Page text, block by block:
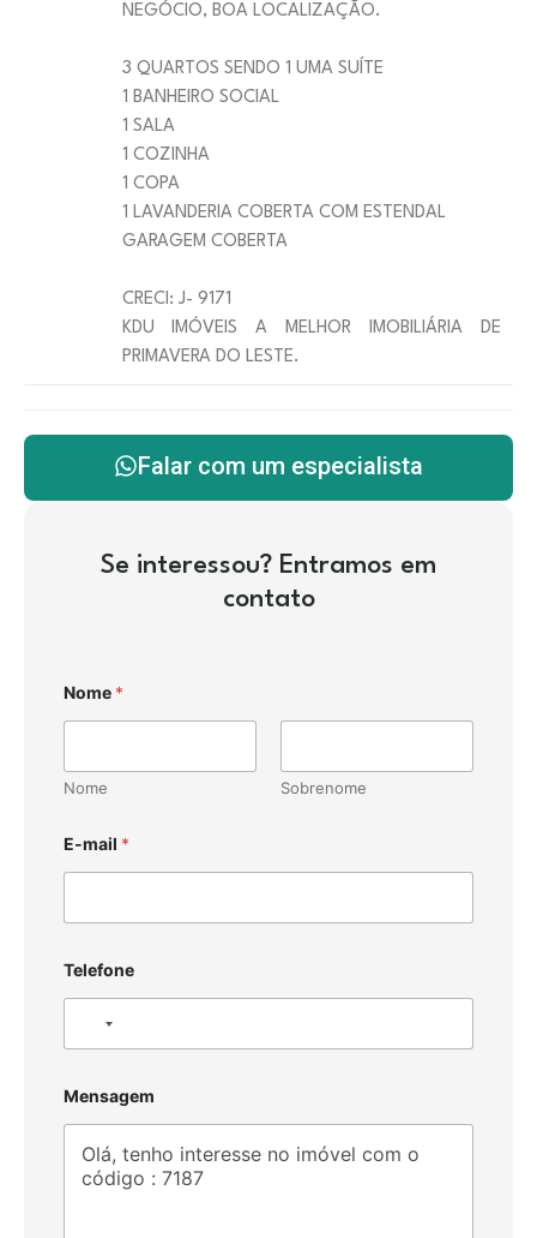
NEGÓCIO, BOA LOCALIZAÇÃO.
3 QUARTOS SENDO 1 UMA SUÍTE
1 BANHEIRO SOCIAL
1 SALA
1 COZINHA
1 COPA
1 LAVANDERIA COBERTA COM ESTENDAL
GARAGEM COBERTA
CRECI: J- 9171
KDU IMÓVEIS A MELHOR IMOBILIÁRIA DE
PRIMAVERA DO LESTE.
Falar com um especialista
Se interessou? Entramos em
contato
Nome *
Nome Sobrenome
E-mail *
Telefone
o
c
u
n
Mensagem